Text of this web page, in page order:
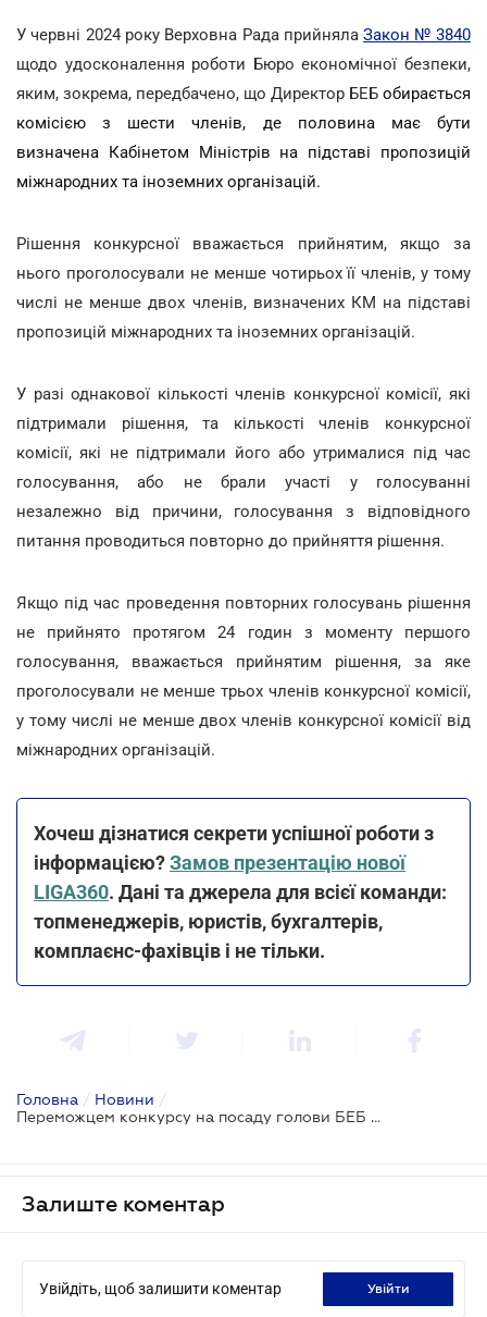
У червні 2024 року Верховна Рада прийнялаЗакон № 3840
щодо удосконалення роботи Бюро економічної безпеки,
яким, зокрема, передбачено, що Директор БЕБ обирається
комісією з шести членів, де половина має бути
визначена Кабінетом Міністрів на підставі пропозицій
міжнародних та іноземних організацій.
Рішення конкурсної вважається прийнятим, якщо за
нього проголосували не менше чотирьох її членів, у тому
числі не менше двох членів, визначених КМ на підставі
пропозицій міжнародних та іноземних організацій.
У разі однакової кількості членів конкурсної комісії, які
підтримали рішення, та кількості членів конкурсної
комісії, які не підтримали його або утрималися під час
голосування, або не брали участі у голосуванні
незалежно від причини, голосування з відповідного
питання проводиться повторно до прийняття рішення.
Якщо під час проведення повторних голосувань рішення
не прийнято протягом 24 годин з моменту першого
голосування, вважається прийнятим рішення, за яке
проголосували не менше трьох членів конкурсної комісії,
у тому числі не менше двох членів конкурсної комісії від
міжнародних організацій.
Хочеш дізнатися секрети успішної роботи з
інформацією?Замов презентацію нової
LIGA360. Дані та джерела для всієї команди:
топменеджерів, юристів, бухгалтерів,
комплаєнс-фахівців і не тільки.
Головна / Новини /
Переможцем конкурсу на посаду голови БЕБ став Олександр Цивінський
Залиште коментар
Увійдіть, щоб залишити коментар увійти